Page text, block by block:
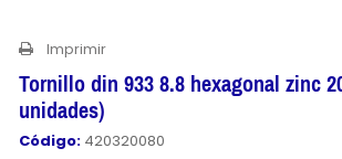
Imprimir
Tornillo din 933 8.8 hexagonal zinc
unidades)
Código: 420320080